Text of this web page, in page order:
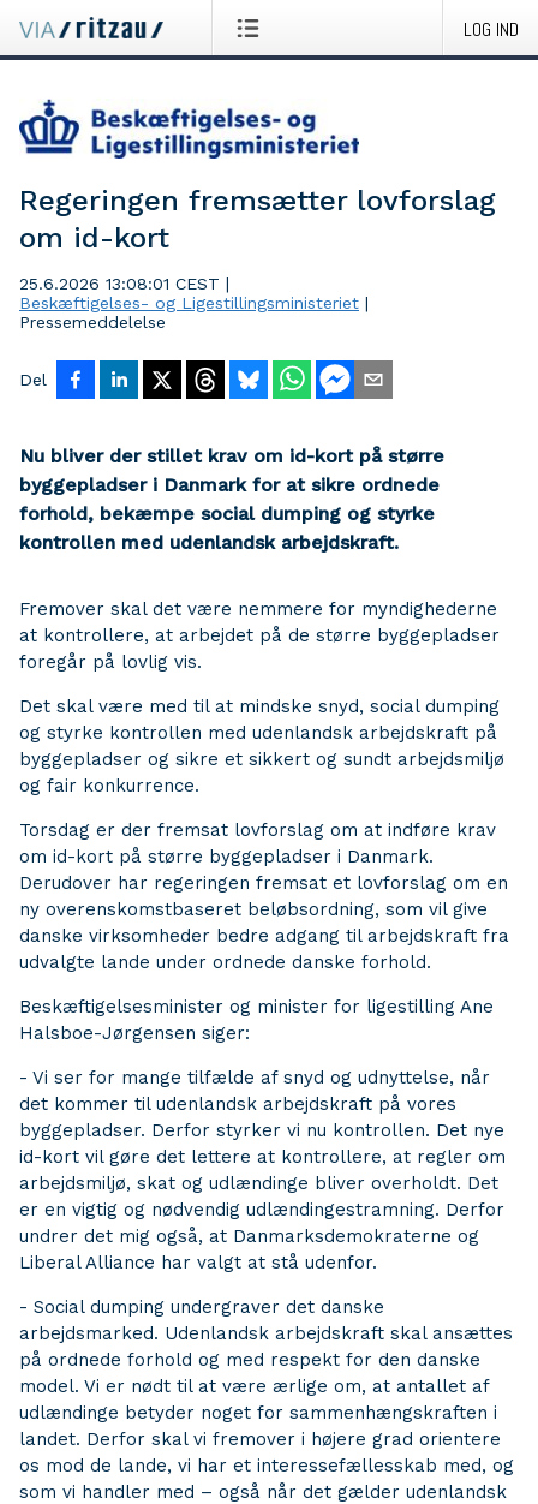
LOG IND
Regeringen fremsætter lovforslag
om id-kort
25.6.2026 13:08:01 CEST |
Beskæftigelses- og Ligestillingsministeriet |
Pressemeddelelse
Del
Nu bliver der stillet krav om id-kort på større
byggepladser i Danmark for at sikre ordnede
forhold, bekæmpe social dumping og styrke
kontrollen med udenlandsk arbejdskraft.
Fremover skal det være nemmere for myndighederne
at kontrollere, at arbejdet på de større byggepladser
foregår på lovlig vis.
Det skal være med til at mindske snyd, social dumping
og styrke kontrollen med udenlandsk arbejdskraft på
byggepladser og sikre et sikkert og sundt arbejdsmiljø
og fair konkurrence.
Torsdag er der fremsat lovforslag om at indføre krav
om id-kort på større byggepladser i Danmark.
Derudover har regeringen fremsat et lovforslag om en
ny overenskomstbaseret beløbsordning, som vil give
danske virksomheder bedre adgang til arbejdskraft fra
udvalgte lande under ordnede danske forhold.
Beskæftigelsesminister og minister for ligestilling Ane
Halsboe-Jørgensen siger:
- Vi ser for mange tilfælde af snyd og udnyttelse, når
det kommer til udenlandsk arbejdskraft på vores
byggepladser. Derfor styrker vi nu kontrollen. Det nye
id-kort vil gøre det lettere at kontrollere, at regler om
arbejdsmiljø, skat og udlændinge bliver overholdt. Det
er en vigtig og nødvendig udlændingestramning. Derfor
undrer det mig også, at Danmarksdemokraterne og
Liberal Alliance har valgt at stå udenfor.
- Social dumping undergraver det danske
arbejdsmarked. Udenlandsk arbejdskraft skal ansættes
på ordnede forhold og med respekt for den danske
model. Vi er nødt til at være ærlige om, at antallet af
udlændinge betyder noget for sammenhængskraften i
landet. Derfor skal vi fremover i højere grad orientere
os mod de lande, vi har et interessefællesskab med, og
som vi handler med – også når det gælder udenlandsk